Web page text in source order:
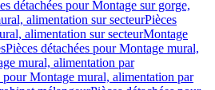
détachées pour Montage sur gorge,
alimentation sur secteurPièces
alimentation sur secteurMontage
Pièces détachées pour Montage mural,
mural, alimentation par
pour Montage mural, alimentation par